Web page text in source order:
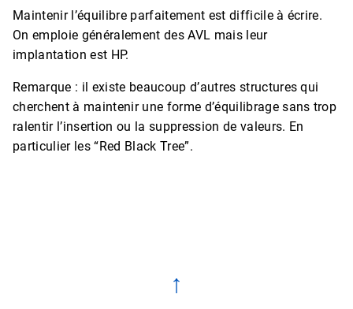
Maintenir l’équilibre parfaitement est difficile à écrire.
On emploie généralement des AVL mais leur
implantation est HP.
Remarque : il existe beaucoup d’autres structures qui
cherchent à maintenir une forme d’équilibrage sans trop
ralentir l’insertion ou la suppression de valeurs. En
particulier les “Red Black Tree”.
↑